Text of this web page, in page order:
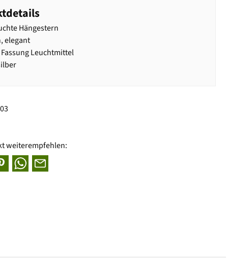
Hängestern
elegant
Leuchtmittel
weiterempfehlen: